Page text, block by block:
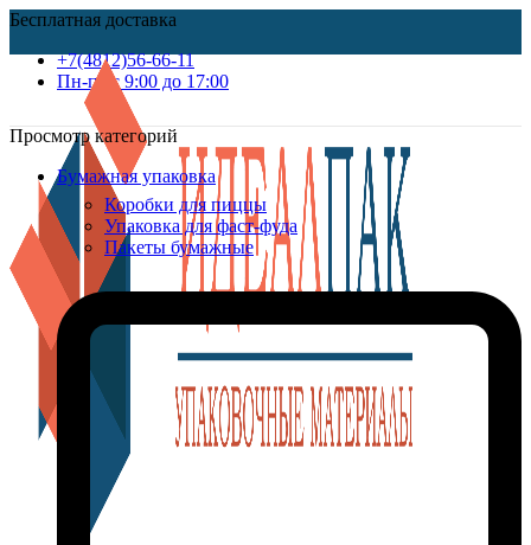
Бесплатная доставка
+7(4812)56-66-11
Пн-пт c 9:00 до 17:00
Просмотр категорий
Бумажная упаковка
Коробки для пиццы
Упаковка для фаст-фуда
Пакеты бумажные